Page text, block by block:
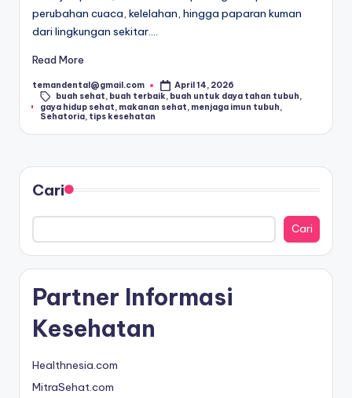
n
h
o
e
di
s
In
perubahan cuaca, kelelahan, hingga paparan kuman
dari lingkungan sekitar.…
Read More
Posted
by
temandental@gmail.com
April 14, 2026
Tags:buah sehat, buah terbaik, buah untuk daya tahan tubuh,
gaya hidup sehat, makanan sehat, menjaga imun tubuh,
Sehatoria, tips kesehatan
Cari
Cari
Partner Informasi
Kesehatan
Healthnesia.com
MitraSehat.com